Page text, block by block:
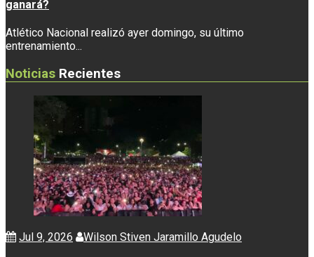
ganará?
Atlético Nacional realizó ayer domingo, su último
entrenamiento...
Noticias Recientes
Jul 9, 2026 Wilson Stiven Jaramillo Agudelo